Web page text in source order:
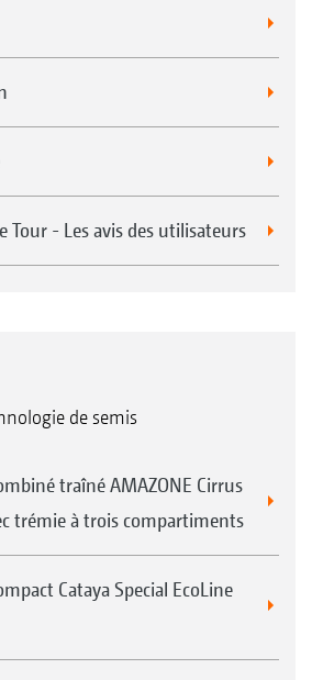
avec implantation sur 1 seul
Tour - Les avis des utilisateurs
de semis
traîné AMAZONE Cirrus
trémie à trois compartiments
Cataya Special EcoLine